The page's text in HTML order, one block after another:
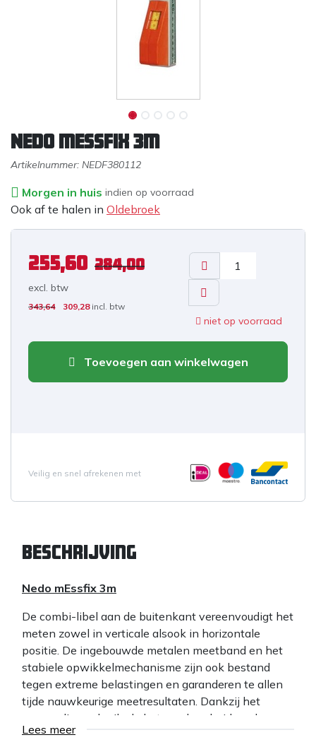
Nedo mEssfix 3m
Artikelnummer: NEDF380112
Morgen in huis indien op voorraad
Ook af te halen in Oldebroek
255,60 284,00
excl. btw
343,64 309,28 incl. btw
niet op voorraad
Toevoegen aan winkelwagen
Veilig en snel afrekenen met
Beschrijving
Nedo mEssfix 3m
De combi-libel aan de buitenkant vereenvoudigt het
meten zowel in verticale alsook in horizontale
positie. De ingebouwde metalen meetband en het
stabiele opwikkelmechanisme zijn ook bestand
tegen extreme belastingen en garanderen te allen
tijde nauwkeurige meetresultaten. Dankzij het
eenvoudige gebruik, de betrouwbaarheid en de
robuustheid is de Nedo mEssfix in de meest
Lees meer